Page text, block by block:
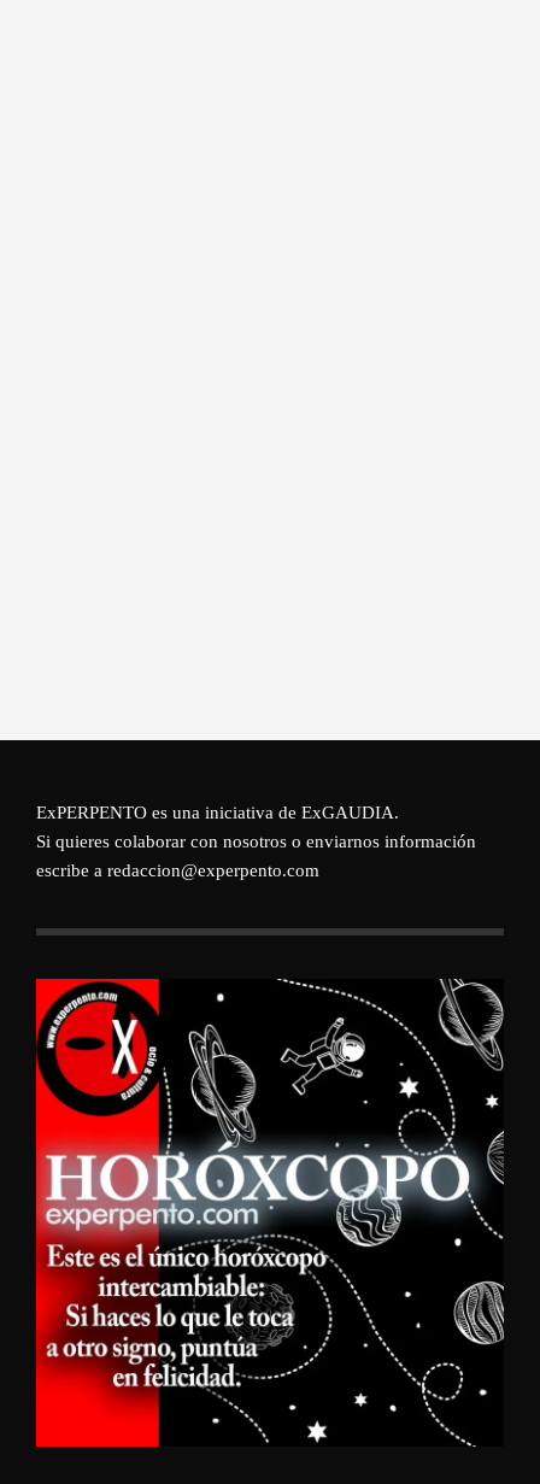
ExPERPENTO es una iniciativa de ExGAUDIA.
Si quieres colaborar con nosotros o enviarnos información
escribe a redaccion@experpento.com